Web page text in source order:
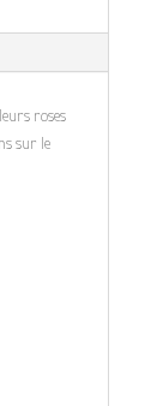
roses
sur le